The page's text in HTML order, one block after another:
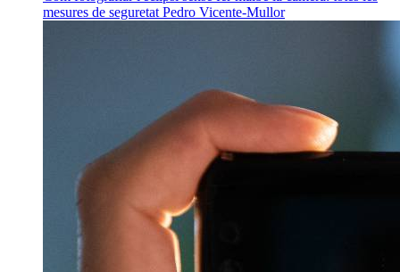
mesures de seguretat Pedro Vicente-Mullor